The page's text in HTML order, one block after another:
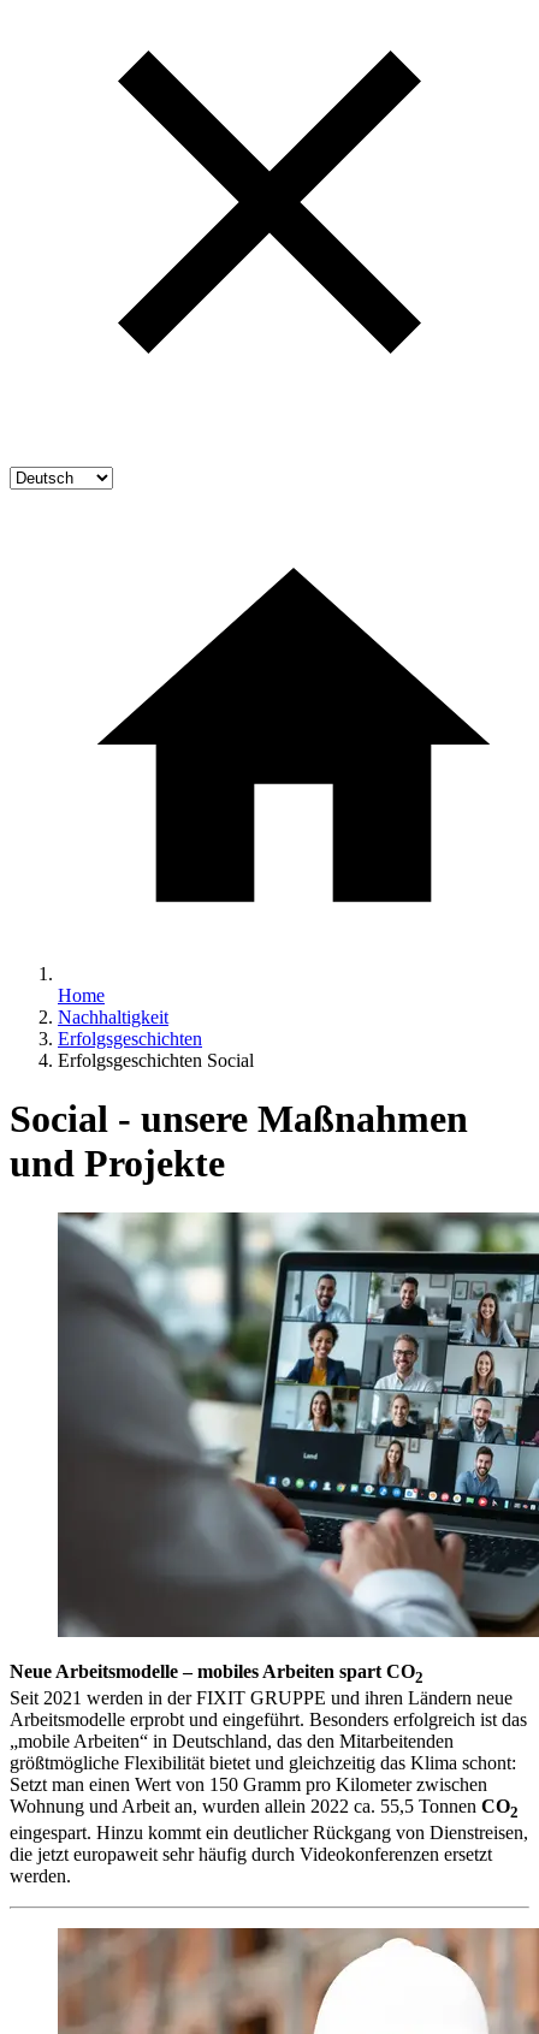
Home
Nachhaltigkeit
Erfolgsgeschichten
Erfolgsgeschichten Social
Social - unsere Maßnahmen
und Projekte
Neue Arbeitsmodelle – mobiles Arbeiten spart CO2
Seit 2021 werden in der FIXIT GRUPPE und ihren Ländern neue
Arbeitsmodelle erprobt und eingeführt. Besonders erfolgreich ist das
„mobile Arbeiten“ in Deutschland, das den Mitarbeitenden
größtmögliche Flexibilität bietet und gleichzeitig das Klima schont:
Setzt man einen Wert von 150 Gramm pro Kilometer zwischen
Wohnung und Arbeit an, wurden allein 2022 ca. 55,5 Tonnen CO2
eingespart. Hinzu kommt ein deutlicher Rückgang von Dienstreisen,
die jetzt europaweit sehr häufig durch Videokonferenzen ersetzt
werden.